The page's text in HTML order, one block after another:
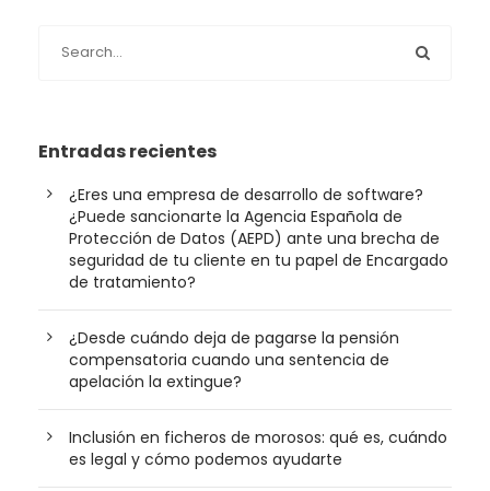
Entradas recientes
¿Eres una empresa de desarrollo de software?
¿Puede sancionarte la Agencia Española de
Protección de Datos (AEPD) ante una brecha de
seguridad de tu cliente en tu papel de Encargado
de tratamiento?
¿Desde cuándo deja de pagarse la pensión
compensatoria cuando una sentencia de
apelación la extingue?
Inclusión en ficheros de morosos: qué es, cuándo
es legal y cómo podemos ayudarte